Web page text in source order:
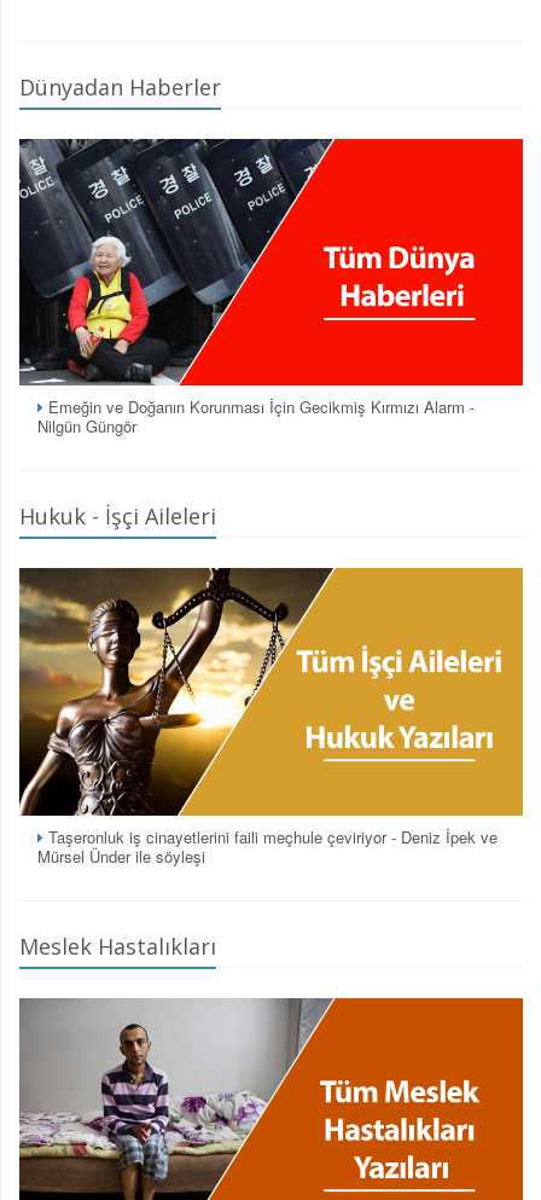
Dünyadan Haberler
Emeğin ve Doğanın Korunması İçin Gecikmiş Kırmızı Alarm -
Nilgün Güngör
Hukuk - İşçi Aileleri
Taşeronluk iş cinayetlerini faili meçhule çeviriyor - Deniz İpek ve
Mürsel Ünder ile söyleşi
Meslek Hastalıkları